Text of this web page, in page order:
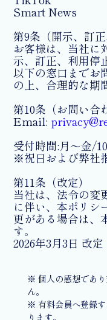
Smart News
第9条（開示、訂
お客様は、当社に
示、訂正、利用停
以下の窓口までお
の上、合理的な期
第10条（お問い合
Email:
受付時間:月～金/
※祝日および弊社
第11条（改定）
当社は、法令の変
に伴い、本ポリシ
更がある場合は、
す。
2026年3月3日 改定
※ 個人の感想であ
ん。
※ 有料会員へ登録
ります。